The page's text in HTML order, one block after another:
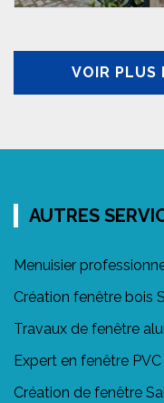
VOIR PLUS
AUTRES
Menuisier
Création fenêtre bois
Travaux de fenêtre
Expert en fenêtre
Création de fenêtre